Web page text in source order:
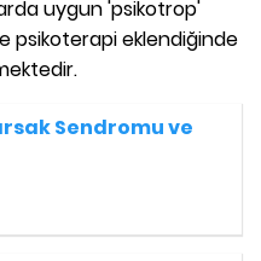
uygun 'psikotrop'
psikoterapi eklendiğinde
Sendromu ve